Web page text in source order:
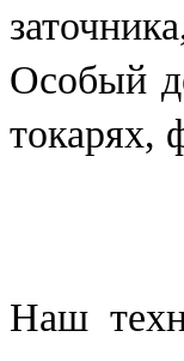
Особый
токарях,
Наш